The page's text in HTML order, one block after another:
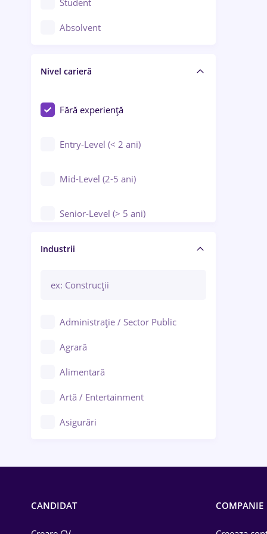
Controlul calității
Educație / Training / Arte
Student
Absolvent
Nivel carieră
Fără experiență
Entry-Level (< 2 ani)
Mid-Level (2-5 ani)
Senior-Level (> 5 ani)
Manager / Executiv
Industrii
Administrație / Sector Public
Agrară
Alimentară
Artă / Entertainment
Asigurări
CANDIDAT COMPANIE